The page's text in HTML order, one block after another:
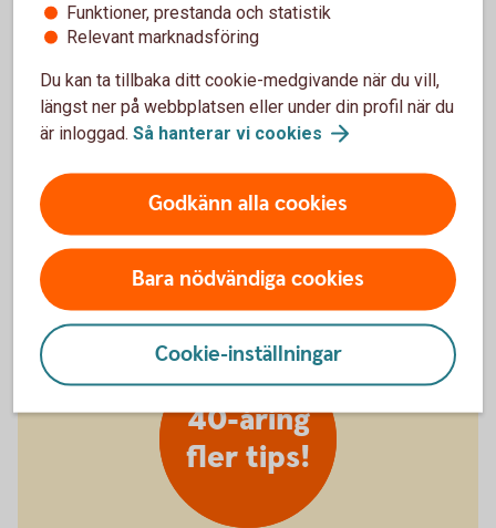
dig tjänstepension.
Det är fortfarande långt kvar till pensionen och
möjlighet till högre avkastning. Om du sparar i
fonder, tänk på att avgiften spelar roll i längden.
Bildar man familj och den ena jobbar deltid och
tar större ansvar under småbarnsår bör man
kompensera varandra ekonomiskt för det.
40-åring
fler tips!
Funktioner, prestanda och statistik
Relevant marknadsföring
Du kan ta tillbaka ditt cookie-medgivande när du vill,
längst ner på webbplatsen eller under din profil när du
är inloggad. Så hanterar vi cookies
Godkänn alla cookies
Bara nödvändiga cookies
Cookie-inställningar